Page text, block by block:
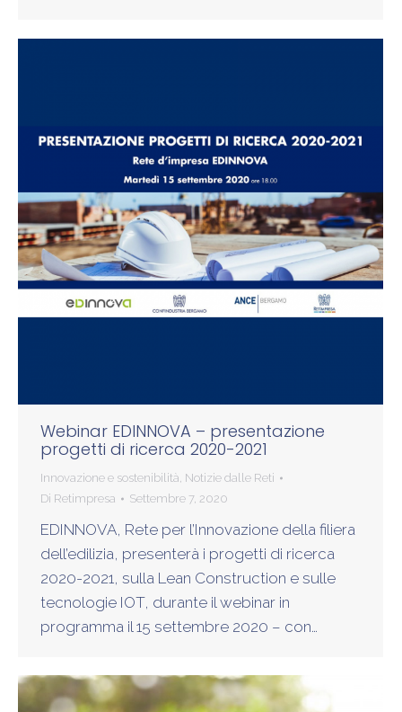
Webinar EDINNOVA – presentazione
progetti di ricerca 2020-2021
Innovazione e sostenibilità, Notizie dalle Reti
Di Retimpresa Settembre 7, 2020
EDINNOVA, Rete per l’Innovazione della filiera
dell’edilizia, presenterà i progetti di ricerca
2020-2021, sulla Lean Construction e sulle
tecnologie IOT, durante il webinar in
programma il 15 settembre 2020 – con…